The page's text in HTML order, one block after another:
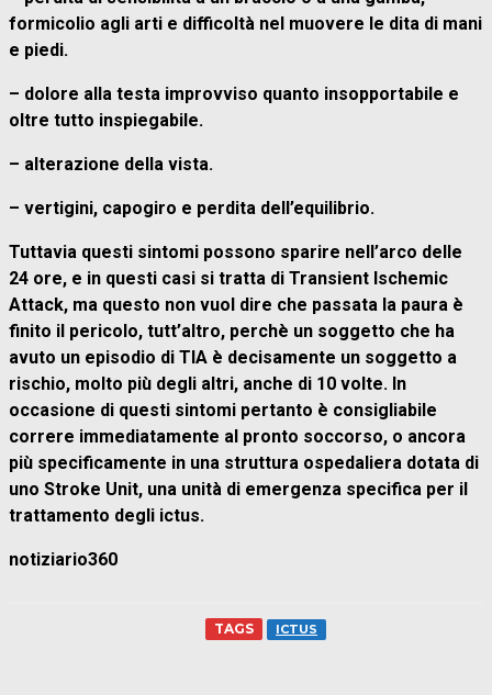
formicolio agli arti e difficoltà nel muovere le dita di mani
e piedi.
– dolore alla testa improvviso quanto insopportabile e
oltre tutto inspiegabile.
– alterazione della vista.
– vertigini, capogiro e perdita dell’equilibrio.
Tuttavia questi sintomi possono sparire nell’arco delle
24 ore, e in questi casi si tratta di Transient Ischemic
Attack, ma questo non vuol dire che passata la paura è
finito il pericolo, tutt’altro, perchè un soggetto che ha
avuto un episodio di TIA è decisamente un soggetto a
rischio, molto più degli altri, anche di 10 volte. In
occasione di questi sintomi pertanto è consigliabile
correre immediatamente al pronto soccorso, o ancora
più specificamente in una struttura ospedaliera dotata di
uno Stroke Unit, una unità di emergenza specifica per il
trattamento degli ictus.
notiziario360
TAGS ICTUS